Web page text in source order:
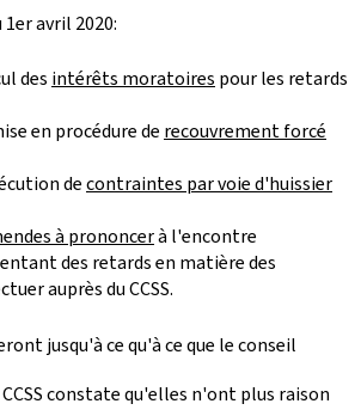
avril 2020:
des intérêts moratoires pour les retards
en procédure de recouvrement forcé
decontraintes par voie d'huissier
à prononcerà l'encontre
des retards en matière des
auprès du CCSS.
jusqu'à ce qu'à ce que le conseil
constate qu'elles n'ont plus raison